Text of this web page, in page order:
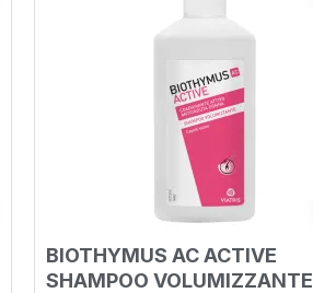
BIOTHYMUS AC ACTIVE
SHAMPOO VOLUMIZZANTE